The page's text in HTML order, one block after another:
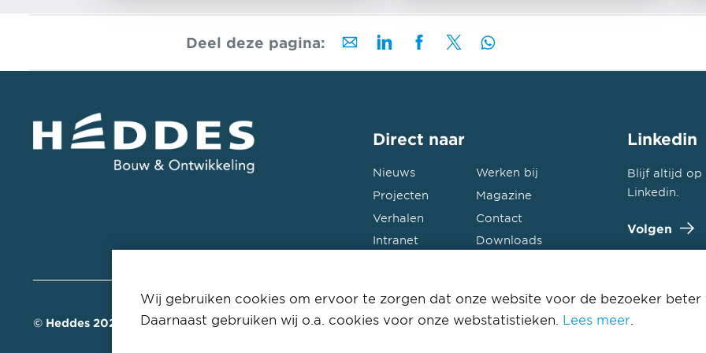
Deel deze pagina:
Direct naar
Nieuws
Projecten
Verhalen
Intranet
Werken bij
Magazine
Contact
Downloads
Linkedin
Blijf altijd op
Linkedin.
Volgen
© Heddes 2026 Privacyverklaring Disclaimer
Wij gebruiken cookies om ervoor te zorgen dat onze website voor de bezoeker
Daarnaast gebruiken wij o.a. cookies voor onze webstatistieken. Lees meer